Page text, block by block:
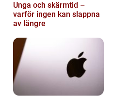
Unga och skärmtid –
varför ingen kan slappna
av längre